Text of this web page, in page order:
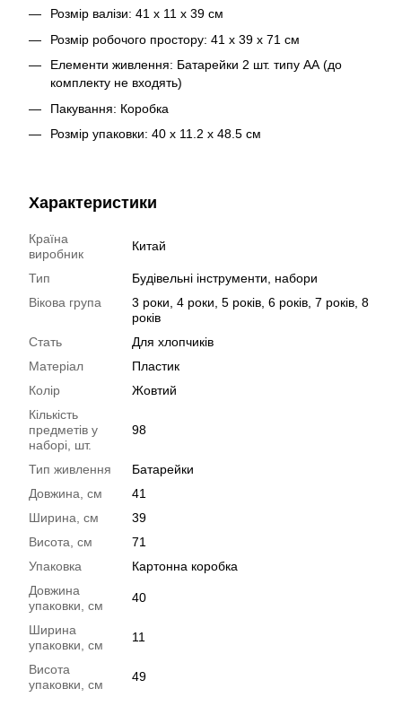
Розмір валізи: 41 х 11 х 39 см
Розмір робочого простору: 41 х 39 х 71 см
Елементи живлення: Батарейки 2 шт. типу АА (до
комплекту не входять)
Пакування: Коробка
Розмір упаковки: 40 х 11.2 х 48.5 см
Характеристики
Країна
виробник
Китай
Тип
Будівельні інструменти, набори
Вікова група
3 роки, 4 роки, 5 років, 6 років, 7 років, 8
років
Стать
Для хлопчиків
Матеріал
Пластик
Колір
Жовтий
Кількість
предметів у
наборі, шт.
98
Тип живлення
Батарейки
Довжина, см
41
Ширина, см
39
Висота, см
71
Упаковка
Картонна коробка
Довжина
упаковки, см
40
Ширина
упаковки, см
11
Висота
упаковки, см
49